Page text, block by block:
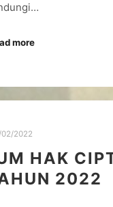
more
2022
HAK
2022